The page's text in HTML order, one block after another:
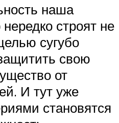
наша
строят не
сугубо
свою
от
И тут уже
становятся